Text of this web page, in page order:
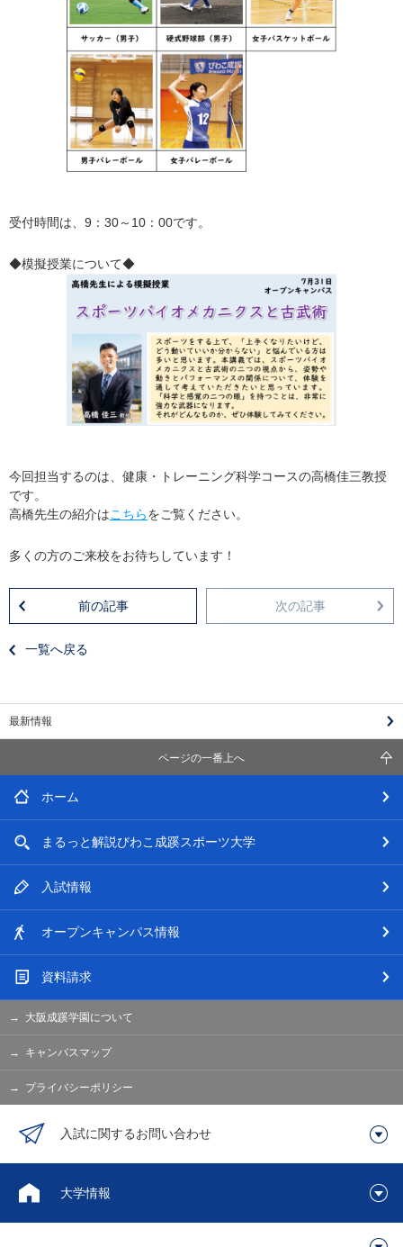
受付時間は、9：30～10：00です。
◆模擬授業について◆
今回担当するのは、健康・トレーニング科学コースの高橋佳三教授
です。
高橋先生の紹介はこちらをご覧ください。
多くの方のご来校をお待ちしています！
前の記事 次の記事
一覧へ戻る
最新情報
ページの一番上へ
ホーム
まるっと解説びわこ成蹊スポーツ大学
入試情報
オープンキャンパス情報
資料請求
大阪成蹊学園について
キャンパスマップ
プライバシーポリシー
入試に関するお問い合わせ
大学情報